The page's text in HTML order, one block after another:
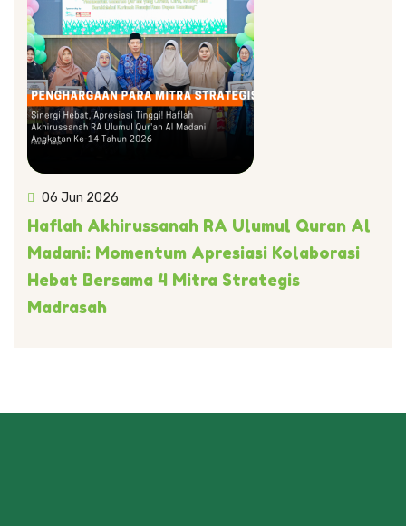
06 Jun 2026
Haflah Akhirussanah RA Ulumul Quran Al
Madani: Momentum Apresiasi Kolaborasi
Hebat Bersama 4 Mitra Strategis
Madrasah